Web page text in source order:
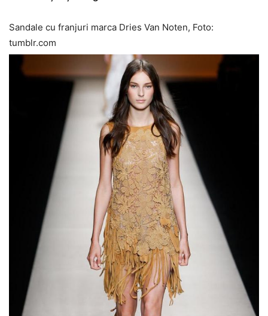
Sandale cu franjuri marca Dries Van Noten, Foto:
tumblr.com